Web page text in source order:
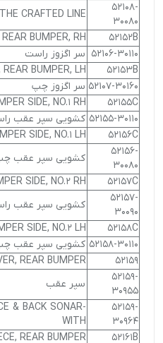
52108-
30080
THE CRAFTED LINE
52152B
BUMPER, RH
52106-30110 سر اگزوز راست
52153B
BUMPER, LH
52107-30160 سر اگزوز چپ
52155C
SIDE, NO.1 RH
52155-30110 کشویی سپر عقب
52156C
SIDE, NO.1 LH
52156-
30080
کشویی سپر عقب
52157C
SIDE, NO.2 RH
52157-
30090
کشویی سپر عقب
52158C
SIDE, NO.2 LH
52158-30110 کشویی سپر عقب
52159
REAR BUMPER
52159-
30955
سپر عقب
52159-
30964
& BACK SONAR-
WITH
52161B
REAR BUMPER